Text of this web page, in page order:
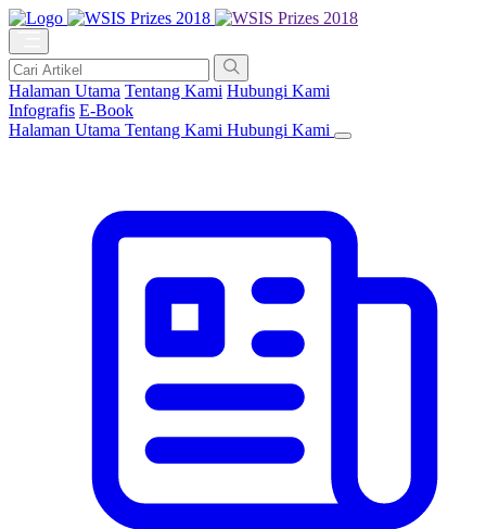
Halaman Utama Tentang Kami Hubungi Kami
Infografis E-Book
Halaman Utama Tentang Kami Hubungi Kami